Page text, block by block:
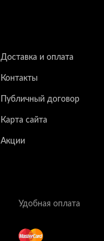
Доставка и оплата
Контакты
Публичный договор
Карта сайта
Акции
Удобная оплата